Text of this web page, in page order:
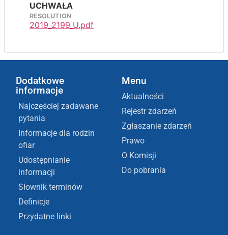
UCHWAŁA
RESOLUTION
2019_2199_U.pdf
Dodatkowe
informacje
Najczęściej zadawane
pytania
Informacje dla rodzin
ofiar
Udostępnianie
informacji
Słownik terminów
Definicje
Przydatne linki
Menu
Aktualności
Rejestr zdarzeń
Zgłaszanie zdarzeń
Prawo
O Komisji
Do pobrania